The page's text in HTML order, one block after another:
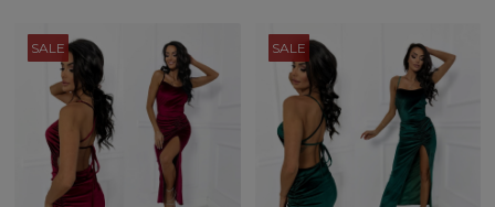
SALE SALE